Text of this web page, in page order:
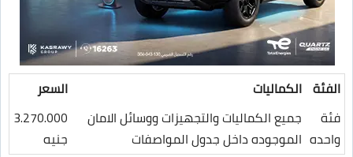
الفئة الكماليات
السعر
فئة
واحده
جميع الكماليات والتجهيزات ووسائل الامان
الموجوده داخل جدول المواصفات
3.270.000
جنيه